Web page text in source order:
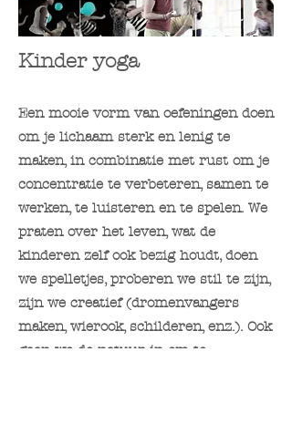
Kinder yoga
​Een mooie vorm van oefeningen doen
om je lichaam sterk en lenig te
maken, in combinatie met rust om je
concentratie te verbeteren, samen te
werken, te luisteren en te spelen. We
praten over het leven, wat de
kinderen zelf ook bezig houdt, doen
we spelletjes, proberen we stil te zijn,
zijn we creatief (dromenvangers
maken, wierook, schilderen, enz.). Ook
gaan we de natuur in om te